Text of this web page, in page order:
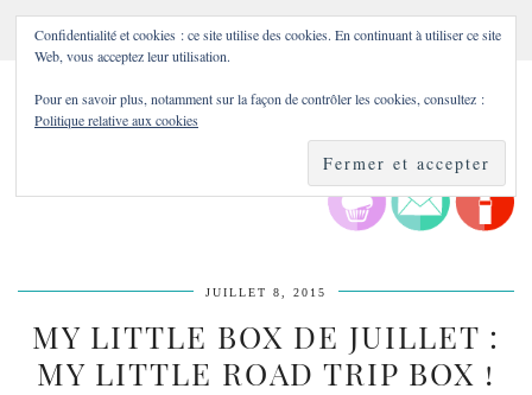
JUILLET 8, 2015
MY LITTLE BOX DE JUILLET :
MY LITTLE ROAD TRIP BOX !
Confidentialité et cookies : ce site utilise des cookies. En continuant à utiliser ce site
Web, vous acceptez leur utilisation.
Pour en savoir plus, notamment sur la façon de contrôler les cookies, consultez :
Politique relative aux cookies